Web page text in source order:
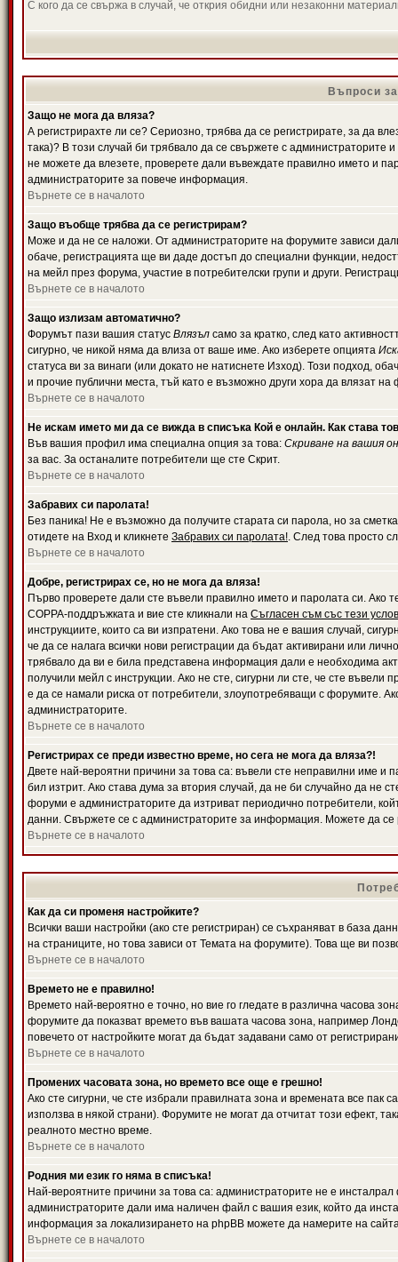
С кого да се свържа в случай, че открия обидни или незаконни
Въпроси
Защо не мога да вляза?
А регистрирахте ли се? Сериозно, трябва да се регистрирате, за да
така)? В този случай би трябвало да се свържете с администраторите
не можете да влезете, проверете дали въвеждате правилно името и
администраторите за повече информация.
Върнете се в началото
Защо въобще трябва да се регистрирам?
Може и да не се наложи. От администраторите на форумите зависи
обаче, регистрацията ще ви даде достъп до специални функции,
на мейл през форума, участие в потребителски групи и други.
Върнете се в началото
Защо излизам автоматично?
Форумът пази вашия статус Влязъл само за кратко, след като
сигурно, че никой няма да влиза от ваше име. Ако изберете опцията
статуса ви за винаги (или докато не натиснете Изход). Този подход,
и прочие публични места, тъй като е възможно други хора да влязат
Върнете се в началото
Не искам името ми да се вижда в списъка Кой е онлайн. Как става
Във вашия профил има специална опция за това: Скриване на вашия
за вас. За останалите потребители ще сте Скрит.
Върнете се в началото
Забравих си паролата!
Без паника! Не е възможно да получите старата си парола, но за
отидете на Вход и кликнете Забравих си паролата!. След това просто
Върнете се в началото
Добре, регистрирах се, но не мога да вляза!
Първо проверете дали сте въвели правилно името и паролата си. Ако
COPPA-поддръжката и вие сте кликнали на Съгласен съм със тези
инструкциите, които са ви изпратени. Ако това не е вашия случай,
че да се налага всички нови регистрации да бъдат активирани или
трябвало да ви е била представена информация дали е необходима
получили мейл с инструкции. Ако не сте, сигурни ли сте, че сте
е да се намали риска от потребители, злоупотребяващи с форумите.
администраторите.
Върнете се в началото
Регистрирах се преди известно време, но сега не мога да вляза?!
Двете най-вероятни причини за това са: въвели сте неправилни име и
бил изтрит. Ако става дума за втория случай, да не би случайно да
форуми е администраторите да изтриват периодично потребители,
данни. Свържете се с администраторите за информация. Можете да се
Върнете се в началото
Как да си променя настройките?
Всички ваши настройки (ако сте регистриран) се съхраняват в база
на страниците, но това зависи от Темата на форумите). Това ще ви
Върнете се в началото
Времето не е правилно!
Времето най-вероятно е точно, но вие го гледате в различна часова
форумите да показват времето във вашата часова зона, например
повечето от настройките могат да бъдат задавани само от
Върнете се в началото
Промених часовата зона, но времето все още е грешно!
Ако сте сигурни, че сте избрали правилната зона и времената все
използва в някой страни). Форумите не могат да отчитат този ефект,
реалното местно време.
Върнете се в началото
Родния ми език го няма в списъка!
Най-вероятните причини за това са: администраторите не е
администраторите дали има наличен файл с вашия език, който да
информация за локализирането на phpBB можете да намерите на
Върнете се в началото